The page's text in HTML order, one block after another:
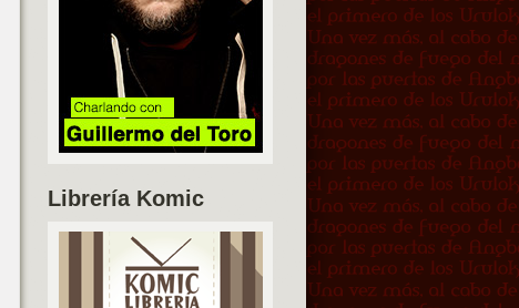
Librería Komic